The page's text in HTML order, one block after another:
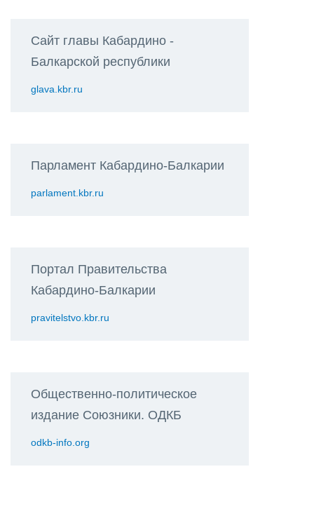
Сайт главы Кабардино -
Балкарской республики
glava.kbr.ru
Парламент Кабардино-Балкарии
parlament.kbr.ru
Портал Правительства
Кабардино-Балкарии
pravitelstvo.kbr.ru
Общественно-политическое
издание Союзники. ОДКБ
odkb-info.org